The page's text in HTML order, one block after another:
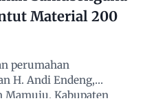
Material 200
perumahan
H. Andi Endeng,
Mamuju, Kabupaten